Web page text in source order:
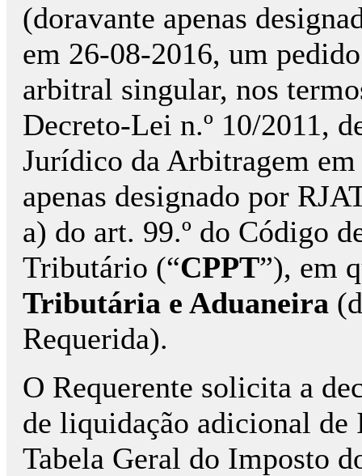
(doravante apenas
em 26-08-2016, um
arbitral singular, nos
Decreto-Lei n.º 10/2011,
Jurídico da Arbitragem
apenas designado por
a) do art. 99.º do Código
Tributário (“CPPT”), em
Tributária e Aduaneira
Requerida).
O Requerente solicita a
de liquidação adicional de
Tabela Geral do Imposto